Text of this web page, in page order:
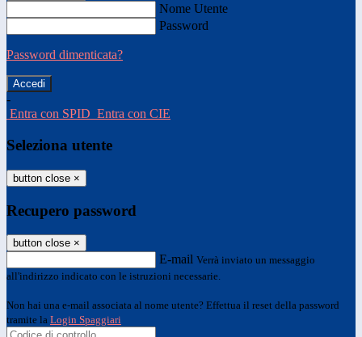
Nome Utente
Password
Password dimenticata?
-
Entra con SPID Entra con CIE
Seleziona utente
button close ×
Recupero password
button close ×
E-mail Verrà inviato un messaggio
all'indirizzo indicato con le istruzioni necessarie.
Non hai una e-mail associata al nome utente? Effettua il reset della password
tramite la Login Spaggiari